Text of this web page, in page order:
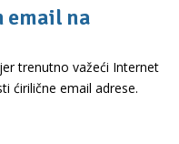
email na
trenutno važeći Internet
ćirilične email adrese.